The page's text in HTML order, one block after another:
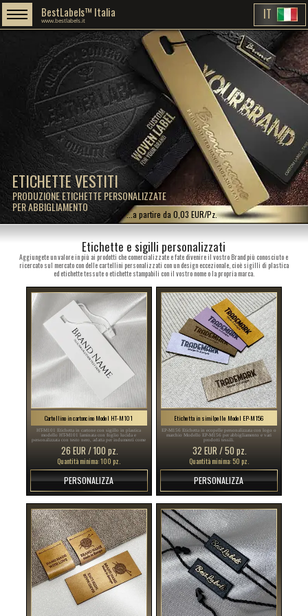
ETICHETTE VESTITI
PRODUZIONE ETICHETTE PERSONALIZZATE
PER ABBIGLIAMENTO
BestLabels™ Italia
www.bestlabels.it IT
...a partire da 0,03 EUR/Pz.
Etichette e sigilli personalizzati
Aggiungete un valore in più ai prodotti che comercializzate e fate divenire il vostro Brand più conosciuto e
ricercato sul mercato con delle cartellini personalizzati con un design eccezionale, cioè sigilli di plastica
ed etichette tessute o etichette stampabili con il vostro nome o la propria marca.
Cartellino in cartoncino Model HT-M101
HT-M101 Etichetta in cartone con sigillo in plastica
modello HT-M101 laminata con foglio lucida e
personalizzata con testo nero, adatta per indumenti come
vestiti, accessori e altri articole di abbigliamento.
26 EUR / 100 pz.
Quantità minima: 100 pz.
PERSONALIZZA
Etichetta in similpelle Model EP-M156
EP-M156 Etichetta in ecopelle personalizzata con logo o
marchio Modello EP-M156 per abbigliamento e vari
prodotti tessili.
32 EUR / 50 pz.
Quantità minima: 50 pz.
PERSONALIZZA